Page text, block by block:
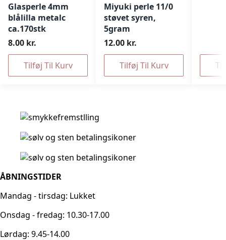
Glasperle 4mm
blålilla metalc
ca.170stk
8.00 kr.
Tilføj Til Kurv
Miyuki perle 11/0
støvet syren,
5gram
12.00 kr.
Tilføj Til Kurv
ÅBNINGSTIDER
Mandag - tirsdag: Lukket
Onsdag - fredag: 10.30-17.00
Lørdag: 9.45-14.00